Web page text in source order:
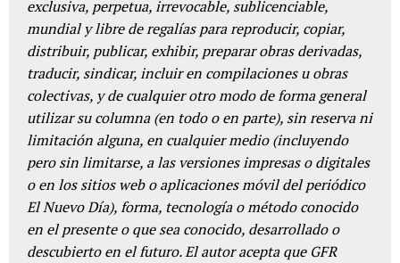
exclusiva, perpetua, irrevocable, sublicenciable,
mundial y libre de regalías para reproducir, copiar,
distribuir, publicar, exhibir, preparar obras derivadas,
traducir, sindicar, incluir en compilaciones u obras
colectivas, y de cualquier otro modo de forma general
utilizar su columna (en todo o en parte), sin reserva ni
limitación alguna, en cualquier medio (incluyendo
pero sin limitarse, a las versiones impresas o digitales
o en los sitios web o aplicaciones móvil del periódico
El Nuevo Día), forma, tecnología o método conocido
en el presente o que sea conocido, desarrollado o
descubierto en el futuro. El autor acepta que GFR